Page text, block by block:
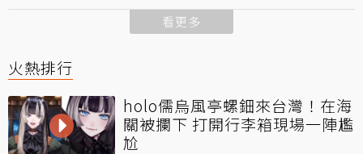
看更多
火熱排行
holo儒烏風亭螺鈿來台灣！在海
關被攔下 打開行李箱現場一陣尷
尬